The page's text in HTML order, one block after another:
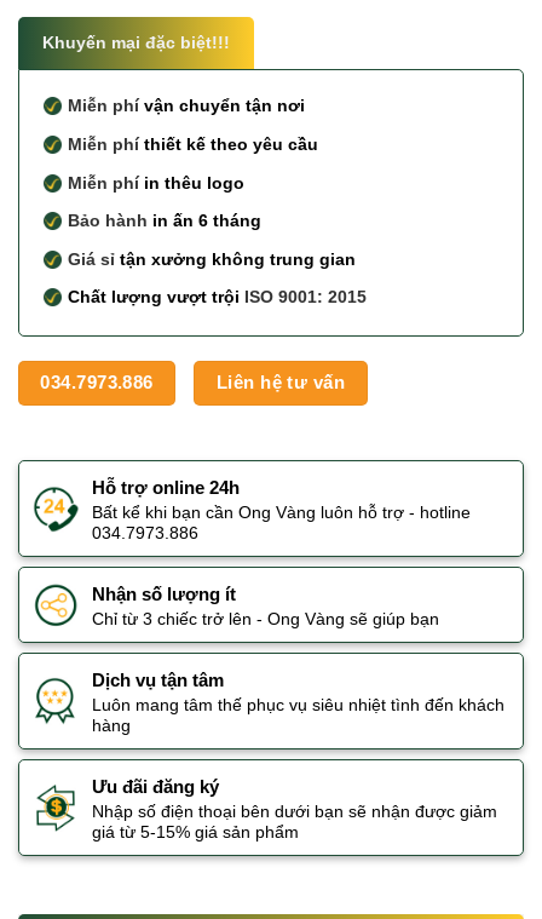
Khuyến mại đặc biệt!!!
Miễn phívận chuyển tận nơi
Miễn phíthiết kế theo yêu cầu
Miễn phíin thêu logo
Bảo hành in ấn 6 tháng
Giá sỉtận xưởng không trung gian
Chất lượng vượt trội ISO 9001: 2015
034.7973.886 Liên hệ tư vấn
Hỗ trợ online 24h
Bất kể khi bạn cần Ong Vàng luôn hỗ trợ - hotline
034.7973.886
Nhận số lượng ít
Chỉ từ 3 chiếc trở lên - Ong Vàng sẽ giúp bạn
Dịch vụ tận tâm
Luôn mang tâm thế phục vụ siêu nhiệt tình đến khách
hàng
Ưu đãi đăng ký
Nhập số điện thoại bên dưới bạn sẽ nhận được giảm
giá từ 5-15% giá sản phẩm